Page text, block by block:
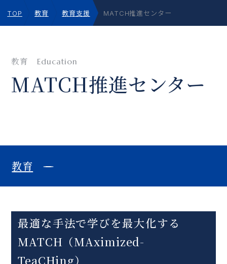
TOP 教育 教育支援 MATCH推進センター
教育 Education
MATCH推進センター
教育
最適な手法で学びを最大化する
MATCH（MAximized-
TeaCHing）